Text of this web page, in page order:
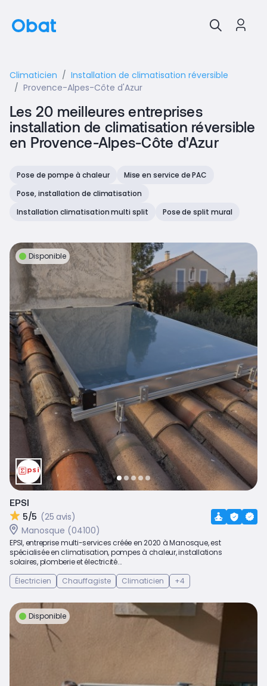
Climaticien
Installation de climatisation réversible
Provence-Alpes-Côte d'Azur
Les 20 meilleures entreprises
installation de climatisation réversible
en Provence-Alpes-Côte d'Azur
Pose de pompe à chaleur
Mise en service de PAC
Pose, installation de climatisation
Installation climatisation multi split
Pose de split mural
Disponible
EPSI
5/5 (25 avis)
Manosque (04100)
EPSI, entreprise multi-services créée en 2020 à Manosque, est
spécialisée en climatisation, pompes à chaleur, installations
solaires, plomberie et électricité...
Électricien
Chauffagiste Climaticien +4
Disponible